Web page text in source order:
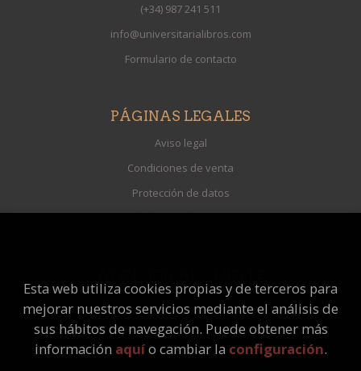
(+34) 987 241 511
info@universitarialibros.com
Formulario de contacto
PÁGINAS LEGALES
Aviso legal
Condiciones de venta
Protección de datos
Política de Cookies
Quiénes somos
Pedidos especiales
Esta web utiliza cookies propias y de terceros para
mejorar nuestros servicios mediante el análisis de
sus hábitos de navegación. Puede obtener más
información aquío cambiar la configuración.